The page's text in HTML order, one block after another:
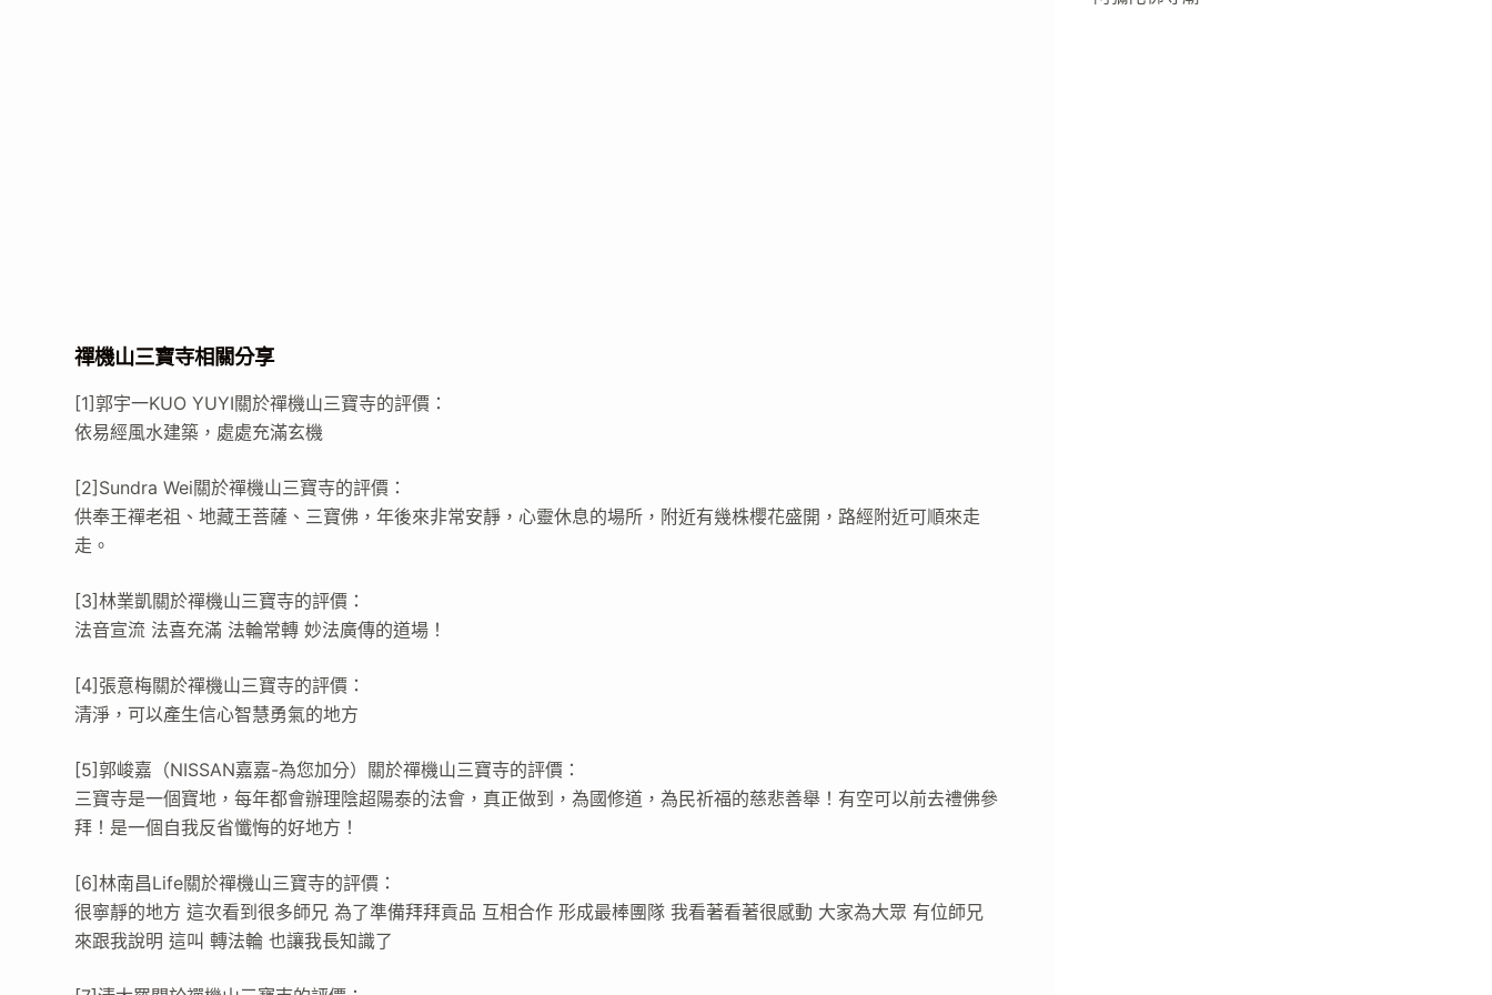
禪機山三寶寺相關分享
[1]郭宇一KUO YUYI關於禪機山三寶寺的評價：
依易經風水建築，處處充滿玄機
[2]Sundra Wei關於禪機山三寶寺的評價：
供奉王禪老祖、地藏王菩薩、三寶佛，年後來非常安靜，心靈休息的場所，附近有幾株櫻花盛開，路經附近可順來走
走。
[3]林業凱關於禪機山三寶寺的評價：
法音宣流 法喜充滿 法輪常轉 妙法廣傳的道場！
[4]張意梅關於禪機山三寶寺的評價：
清淨，可以產生信心智慧勇氣的地方
[5]郭峻嘉（NISSAN嘉嘉-為您加分）關於禪機山三寶寺的評價：
三寶寺是一個寶地，每年都會辦理陰超陽泰的法會，真正做到，為國修道，為民祈福的慈悲善舉！有空可以前去禮佛參
拜！是一個自我反省懺悔的好地方！
[6]林南昌Life關於禪機山三寶寺的評價：
很寧靜的地方 這次看到很多師兄 為了準備拜拜貢品 互相合作 形成最棒團隊 我看著看著很感動 大家為大眾 有位師兄
來跟我說明 這叫 轉法輪 也讓我長知識了